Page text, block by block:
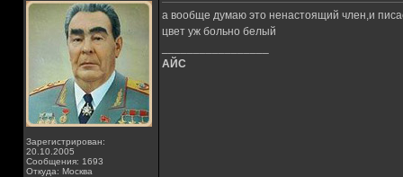
Зарегистрирован:
20.10.2005
Сообщения: 1693
Откуда: Москва
а вообще думаю это ненастоящий член,и
цвет уж больно белый
АЙС